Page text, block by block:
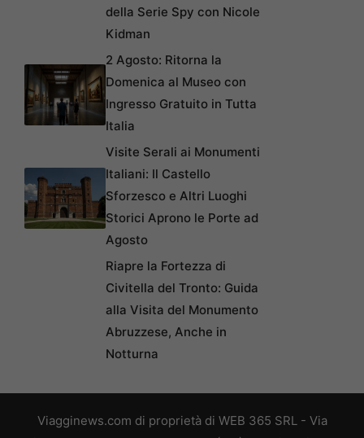
della Serie Spy con Nicole
Kidman
2 Agosto: Ritorna la
Domenica al Museo con
Ingresso Gratuito in Tutta
Italia
Visite Serali ai Monumenti
Italiani: Il Castello
Sforzesco e Altri Luoghi
Storici Aprono le Porte ad
Agosto
Riapre la Fortezza di
Civitella del Tronto: Guida
alla Visita del Monumento
Abruzzese, Anche in
Notturna
Viagginews.com di proprietà di WEB 365 SRL - Via